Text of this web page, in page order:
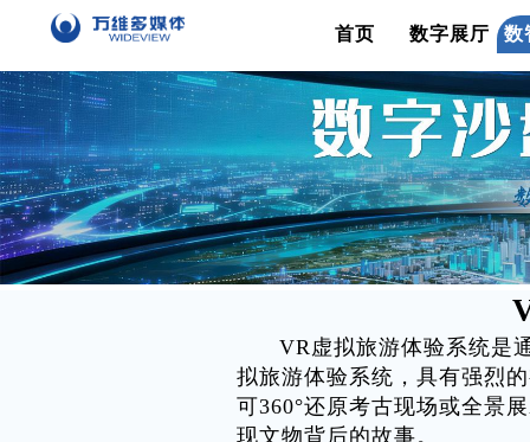
首页 数字展厅 数
VR虚拟旅游体验系统是通
拟旅游体验系统，具有强烈
可360°还原考古现场或全景
现文物背后的故事。